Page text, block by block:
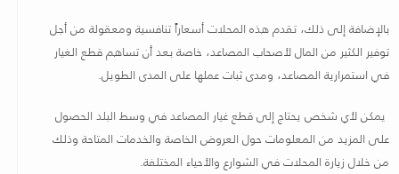
بالإضافة إلى ذلك، تقدم هذه المحلات أسعاراً تنافسية ومعقولة من أجل
توفير الكثير من المال لأصحاب المصاعد، خاصة بعد أن تساهم قطع الغيار
في استمرارية المصاعد، ومدى ثبات عملها على المدى الطويل.
يمكن لأي شخص يحتاج إلى قطع غيار المصاعد في وسط البلد الحصول
على المزيد من المعلومات حول العروض الخاصة والخدمات المتاحة وذلك
من خلال زيارة المحلات في الشوارع والأحياء المختلفة.